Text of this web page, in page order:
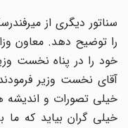
سناتور دیگری از
را توضیح دهد. معاون
خود را در پناه نخست
آقای نخست وزیر فرمودند
خیلی تصورات و اندیشه
خیلی گران بیاید که ما